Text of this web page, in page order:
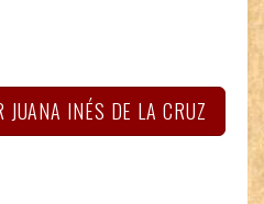
INÉS DE LA CRUZ